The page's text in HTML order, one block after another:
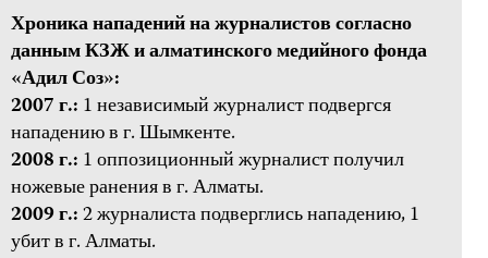
Хроника нападений на журналистов согласно
данным КЗЖ и алматинского медийного фонда
«Адил Соз»:
2007 г.: 1 независимый журналист подвергся
нападению в г. Шымкенте.
2008 г.: 1 оппозиционный журналист получил
ножевые ранения в г. Алматы.
2009 г.:2 журналиста подверглись нападению, 1
убит в г. Алматы.